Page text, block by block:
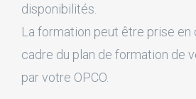
disponibilités.
La formation peut être prise en
cadre du plan de formation de
par votre OPCO.